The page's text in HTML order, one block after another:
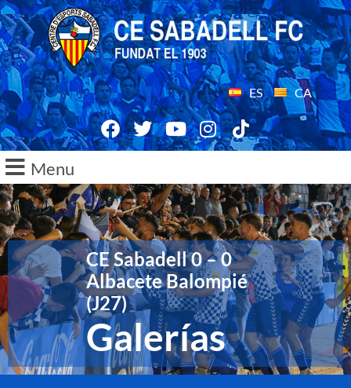
ES CA
Menu
CE Sabadell 0 – 0
Albacete Balompié
(J27)
Galerías